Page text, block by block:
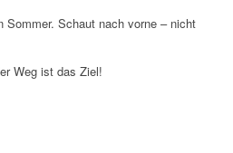
Sommer. Schaut nach vorne – nicht
Weg ist das Ziel!